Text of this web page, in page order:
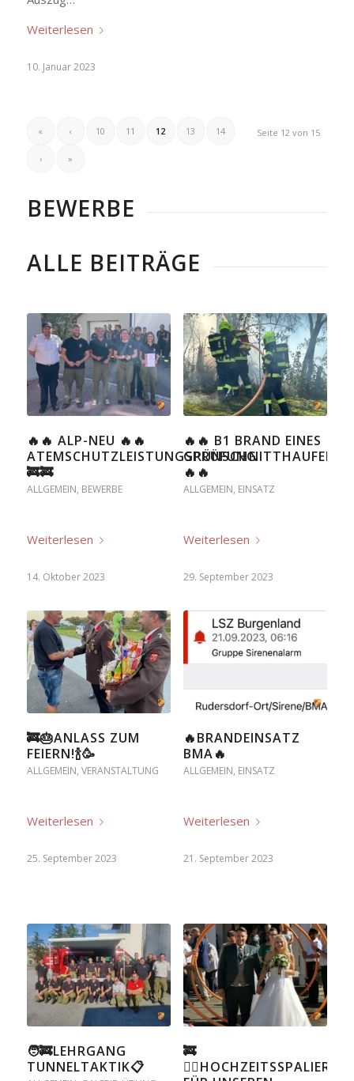
Weiterlesen
10. Januar 2023
Seite 12 von 15
« ‹ 10 11 12 13 14
› »
BEWERBE
ALLE BEITRÄGE
🔥🔥 ALP-NEU 🔥🔥
ATEMSCHUTZLEISTUNGSPRÜFUNG
🚒🚒
ALLGEMEIN, BEWERBE
Weiterlesen
14. Oktober 2023
🔥🔥 B1 BRAND EINES
GRÜNSCHNITTHAUFENS
🔥🔥
ALLGEMEIN, EINSATZ
Weiterlesen
29. September 2023
🚒🎂ANLASS ZUM
FEIERN!🍾🥳
ALLGEMEIN, VERANSTALTUNG
Weiterlesen
25. September 2023
🔥BRANDEINSATZ
BMA🔥
ALLGEMEIN, EINSATZ
Weiterlesen
21. September 2023
🧑‍🚒LEHRGANG
TUNNELTAKTIK📋
🚒
🤵‍♂️HOCHZEITSSPALIER